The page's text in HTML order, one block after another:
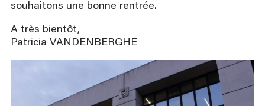
souhaitons une bonne rentrée.​
A très bientôt,
Patricia VANDENBERGHE